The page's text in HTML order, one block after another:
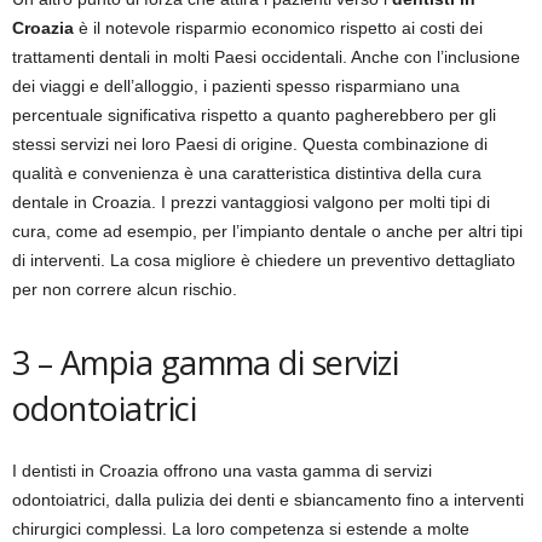
Croazia è il notevole risparmio economico rispetto ai costi dei
trattamenti dentali in molti Paesi occidentali. Anche con l’inclusione
dei viaggi e dell’alloggio, i pazienti spesso risparmiano una
percentuale significativa rispetto a quanto pagherebbero per gli
stessi servizi nei loro Paesi di origine. Questa combinazione di
qualità e convenienza è una caratteristica distintiva della cura
dentale in Croazia. I prezzi vantaggiosi valgono per molti tipi di
cura, come ad esempio, per l’impianto dentale o anche per altri tipi
di interventi. La cosa migliore è chiedere un preventivo dettagliato
per non correre alcun rischio.
3 – Ampia gamma di servizi
odontoiatrici
I dentisti in Croazia offrono una vasta gamma di servizi
odontoiatrici, dalla pulizia dei denti e sbiancamento fino a interventi
chirurgici complessi. La loro competenza si estende a molte